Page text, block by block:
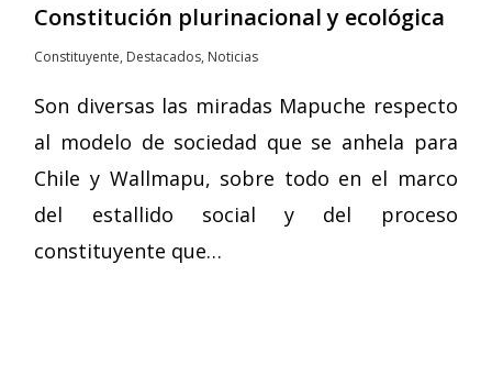
Constitución plurinacional y ecológica
Constituyente, Destacados, Noticias
Son diversas las miradas Mapuche respecto
al modelo de sociedad que se anhela para
Chile y Wallmapu, sobre todo en el marco
del estallido social y del proceso
constituyente que…